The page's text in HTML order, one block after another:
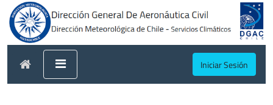
Iniciar Sesión